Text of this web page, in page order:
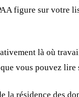
figure sur votre
là où
vous pouvez lire
résidence des